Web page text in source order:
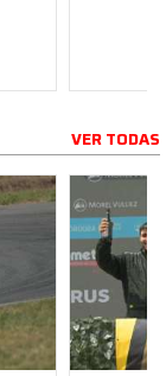
VER TODAS